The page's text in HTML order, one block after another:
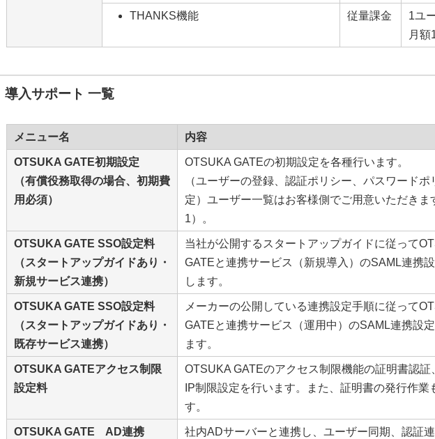
THANKS機能 従量課金
1ユ
月額
導入サポート 一覧
メニュー名 内容
OTSUKA GATE初期設定
（有償役務取得の場合、初期費
用必須）
OTSUKA GATEの初期設定を各種行います。
（ユーザーの登録、認証ポリシー、パスワードポ
定）ユーザー一覧はお客様側でご用意いただきま
1）。
OTSUKA GATE SSO設定料
（スタートアップガイドあり・
新規サービス連携）
当社が公開するスタートアップガイドに従って
GATEと連携サービス（新規導入）のSAML連携
します。
OTSUKA GATE SSO設定料
（スタートアップガイドあり・
既存サービス連携）
メーカーの公開している連携設定手順に従って
GATEと連携サービス（運用中）のSAML連携設
ます。
OTSUKA GATEアクセス制限
設定料
OTSUKA GATEのアクセス制限機能の証明書認証
IP制限設定を行います。また、証明書の発行作業
す。
OTSUKA GATE AD連携
社内ADサーバーと連携し、ユーザー同期、認証